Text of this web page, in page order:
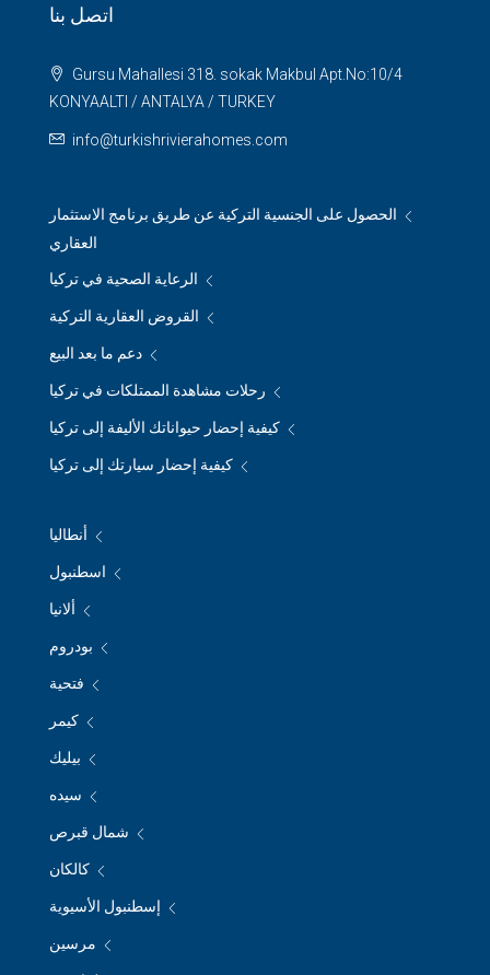
اتصل بنا
Gursu Mahallesi 318. sokak Makbul Apt.No:10/4
KONYAALTI / ANTALYA / TURKEY
info@turkishrivierahomes.com
الحصول على الجنسية التركية عن طريق برنامج الاستثمار
العقاري
الرعاية الصحية في تركيا
القروض العقارية التركية
دعم ما بعد البيع
رحلات مشاهدة الممتلكات في تركيا
كيفية إحضار حيواناتك الأليفة إلى تركيا
كيفية إحضار سيارتك إلى تركيا
أنطاليا
اسطنبول
ألانيا
بودروم
فتحية
كيمر
بيليك
سيده
شمال قبرص
كالكان
إسطنبول الأسيوية
مرسين